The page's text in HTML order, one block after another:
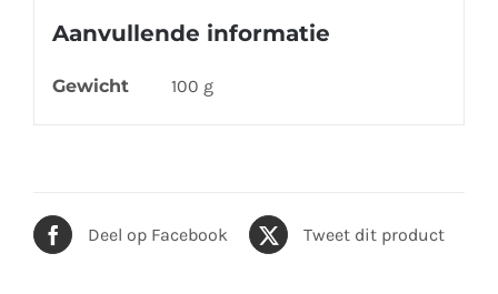
Aanvullende informatie
Gewicht 100 g
Deel op Facebook Tweet dit product